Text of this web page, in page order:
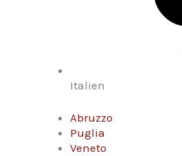
Italien
Abruzzo
Puglia
Veneto